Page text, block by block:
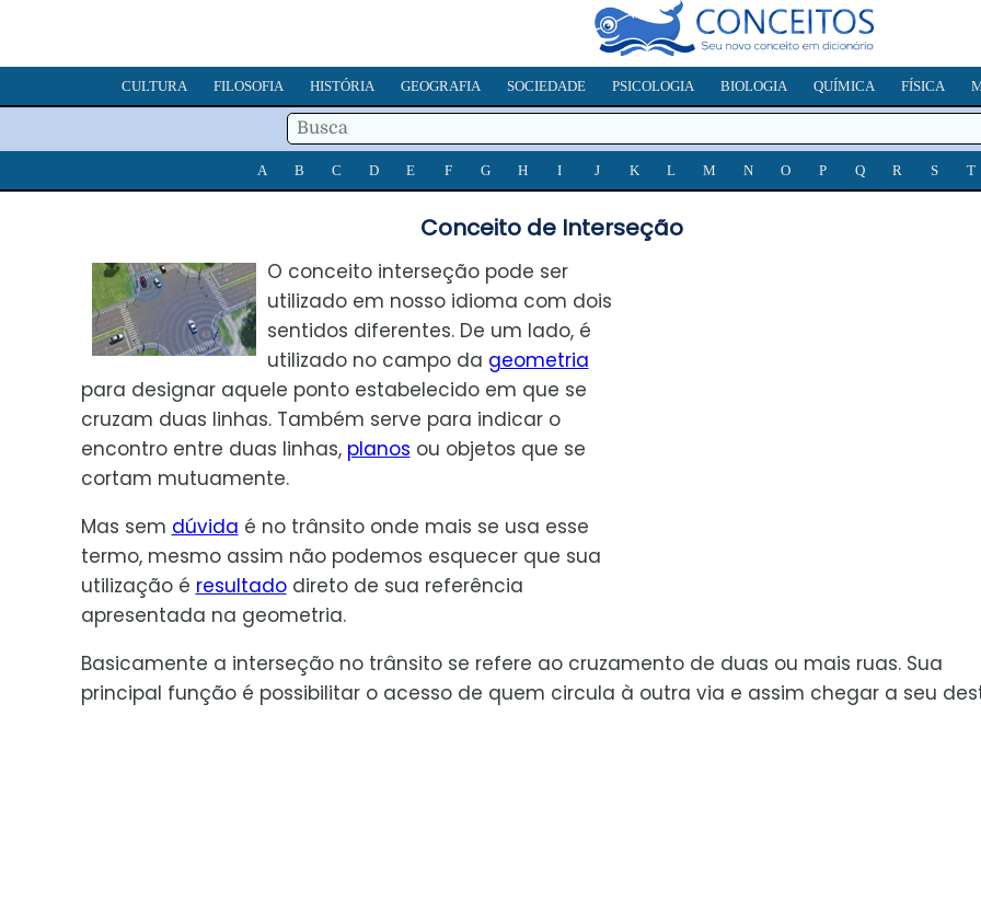
CULTURA FILOSOFIA HISTÓRIA GEOGRAFIA SOCIEDADE PSICOLOGIA BIOLOGIA QUÍMICA FÍSICA
A B C D E F G H I J K L M N O P Q R S T
Conceito de Interseção
O conceito interseção pode ser
utilizado em nosso idioma com dois
sentidos diferentes. De um lado, é
utilizado no campo da geometria
para designar aquele ponto estabelecido em que se
cruzam duas linhas. Também serve para indicar o
encontro entre duas linhas, planos ou objetos que se
cortam mutuamente.
Mas sem dúvida é no trânsito onde mais se usa esse
termo, mesmo assim não podemos esquecer que sua
utilização é resultadodireto de sua referência
apresentada na geometria.
Basicamente a interseção no trânsito se refere ao cruzamento de duas ou mais ruas. Sua
principal função é possibilitar o acesso de quem circula à outra via e assim chegar a seu